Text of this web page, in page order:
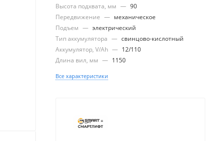
Высота подхвата, мм — 90
Передвижение — механическое
Подъем — электрический
Тип аккумулятора — свинцово-кислотный
Аккумулятор, V/Ah — 12/110
Длина вил, мм — 1150
Все характеристики